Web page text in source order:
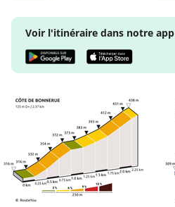
Voir l'itinéraire dans notre app